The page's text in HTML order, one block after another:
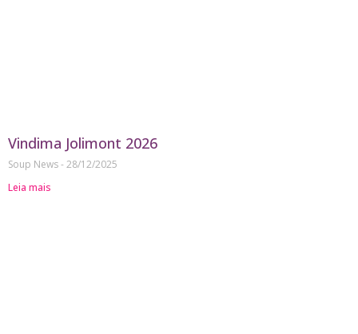
Vindima Jolimont 2026
Soup News 28/12/2025
Leia mais